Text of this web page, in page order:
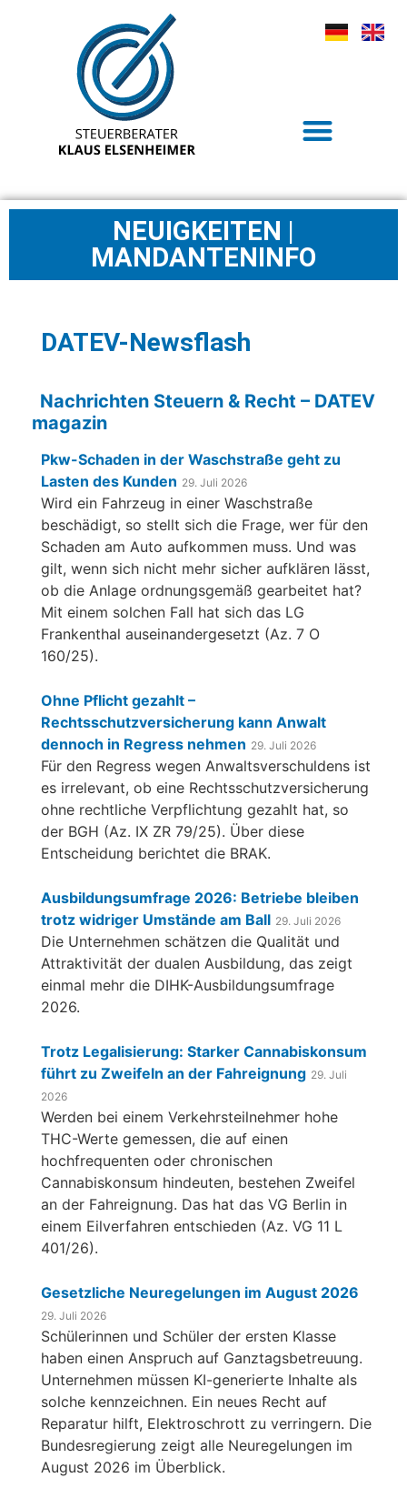
NEUIGKEITEN |
MANDANTENINFO
DATEV-Newsflash
Nachrichten Steuern & Recht – DATEV
magazin
Pkw-Schaden in der Waschstraße geht zu
Lasten des Kunden 29. Juli 2026
Wird ein Fahrzeug in einer Waschstraße
beschädigt, so stellt sich die Frage, wer für den
Schaden am Auto aufkommen muss. Und was
gilt, wenn sich nicht mehr sicher aufklären lässt,
ob die Anlage ordnungsgemäß gearbeitet hat?
Mit einem solchen Fall hat sich das LG
Frankenthal auseinandergesetzt (Az. 7 O
160/25).
Ohne Pflicht gezahlt –
Rechtsschutzversicherung kann Anwalt
dennoch in Regress nehmen 29. Juli 2026
Für den Regress wegen Anwaltsverschuldens ist
es irrelevant, ob eine Rechtsschutzversicherung
ohne rechtliche Verpflichtung gezahlt hat, so
der BGH (Az. IX ZR 79/25). Über diese
Entscheidung berichtet die BRAK.
Ausbildungsumfrage 2026: Betriebe bleiben
trotz widriger Umstände am Ball 29. Juli 2026
Die Unternehmen schätzen die Qualität und
Attraktivität der dualen Ausbildung, das zeigt
einmal mehr die DIHK-Ausbildungsumfrage
2026.
Trotz Legalisierung: Starker Cannabiskonsum
führt zu Zweifeln an der Fahreignung 29. Juli
2026
Werden bei einem Verkehrsteilnehmer hohe
THC-Werte gemessen, die auf einen
hochfrequenten oder chronischen
Cannabiskonsum hindeuten, bestehen Zweifel
an der Fahreignung. Das hat das VG Berlin in
einem Eilverfahren entschieden (Az. VG 11 L
401/26).
Gesetzliche Neuregelungen im August 2026
29. Juli 2026
Schülerinnen und Schüler der ersten Klasse
haben einen Anspruch auf Ganztagsbetreuung.
Unternehmen müssen KI-generierte Inhalte als
solche kennzeichnen. Ein neues Recht auf
Reparatur hilft, Elektroschrott zu verringern. Die
Bundesregierung zeigt alle Neuregelungen im
August 2026 im Überblick.